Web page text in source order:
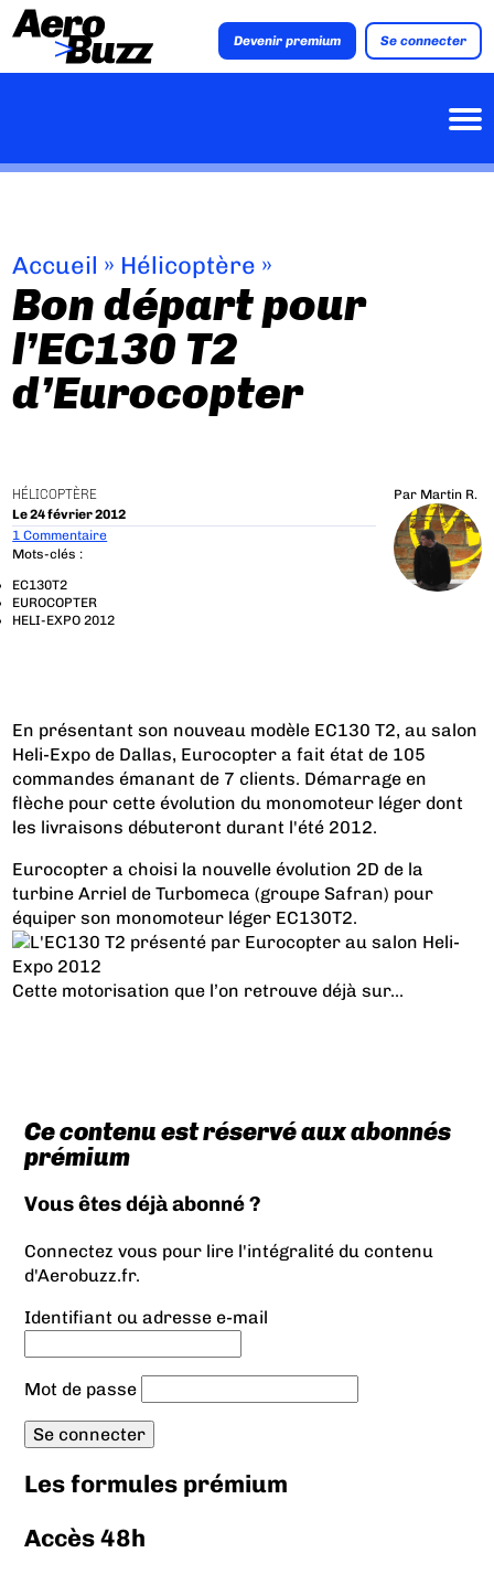
Devenir premium Se connecter
Accueil » Hélicoptère »
Bon départ pour
l’EC130 T2
d’Eurocopter
HÉLICOPTÈRE
Le 24 février 2012
Par Martin R.
1 Commentaire
Mots-clés :
EC130T2
EUROCOPTER
HELI-EXPO 2012
En présentant son nouveau modèle EC130 T2, au salon
Heli-Expo de Dallas, Eurocopter a fait état de 105
commandes émanant de 7 clients. Démarrage en
flèche pour cette évolution du monomoteur léger dont
les livraisons débuteront durant l'été 2012.
Eurocopter a choisi la nouvelle évolution 2D de la
turbine Arriel de Turbomeca (groupe Safran) pour
équiper son monomoteur léger EC130T2.
Cette motorisation que l’on retrouve déjà sur...
Ce contenu est réservé aux abonnés
prémium
Vous êtes déjà abonné ?
Connectez vous pour lire l'intégralité du contenu
d'Aerobuzz.fr.
Identifiant ou adresse e-mail
Mot de passe
Les formules prémium
Accès 48h